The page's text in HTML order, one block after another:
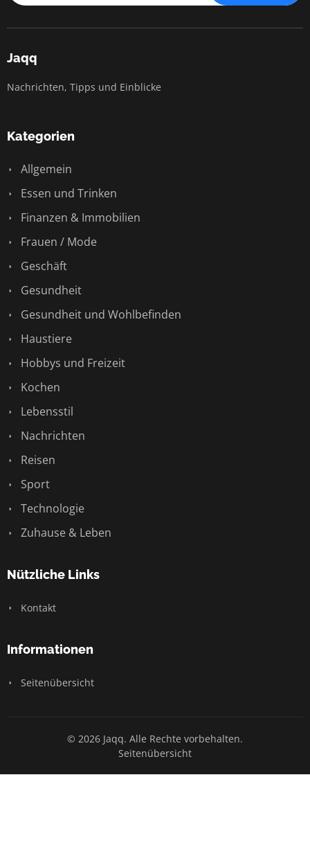
Jaqq
Nachrichten, Tipps und Einblicke
Kategorien
Allgemein
Essen und Trinken
Finanzen & Immobilien
Frauen / Mode
Geschäft
Gesundheit
Gesundheit und Wohlbefinden
Haustiere
Hobbys und Freizeit
Kochen
Lebensstil
Nachrichten
Reisen
Sport
Technologie
Zuhause & Leben
Nützliche Links
Kontakt
Informationen
Seitenübersicht
© 2026 Jaqq. Alle Rechte vorbehalten.
Seitenübersicht